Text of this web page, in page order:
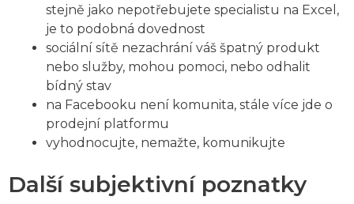
stejně jako nepotřebujete specialistu na Excel,
je to podobná dovednost
sociální sítě nezachrání váš špatný produkt
nebo služby, mohou pomoci, nebo odhalit
bídný stav
na Facebooku není komunita, stále více jde o
prodejní platformu
vyhodnocujte, nemažte, komunikujte
Další subjektivní poznatky